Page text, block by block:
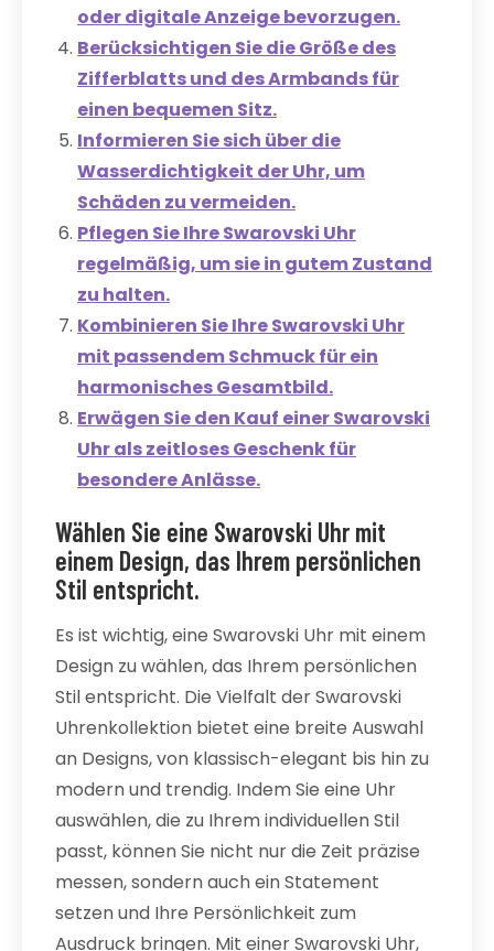
oder digitale Anzeige bevorzugen.
Berücksichtigen Sie die Größe des
Zifferblatts und des Armbands für
einen bequemen Sitz.
Informieren Sie sich über die
Wasserdichtigkeit der Uhr, um
Schäden zu vermeiden.
Pflegen Sie Ihre Swarovski Uhr
regelmäßig, um sie in gutem Zustand
zu halten.
Kombinieren Sie Ihre Swarovski Uhr
mit passendem Schmuck für ein
harmonisches Gesamtbild.
Erwägen Sie den Kauf einer Swarovski
Uhr als zeitloses Geschenk für
besondere Anlässe.
Wählen Sie eine Swarovski Uhr mit
einem Design, das Ihrem persönlichen
Stil entspricht.
Es ist wichtig, eine Swarovski Uhr mit einem
Design zu wählen, das Ihrem persönlichen
Stil entspricht. Die Vielfalt der Swarovski
Uhrenkollektion bietet eine breite Auswahl
an Designs, von klassisch-elegant bis hin zu
modern und trendig. Indem Sie eine Uhr
auswählen, die zu Ihrem individuellen Stil
passt, können Sie nicht nur die Zeit präzise
messen, sondern auch ein Statement
setzen und Ihre Persönlichkeit zum
Ausdruck bringen. Mit einer Swarovski Uhr,